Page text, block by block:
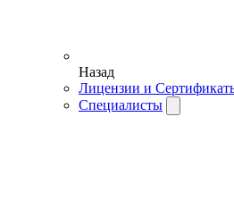
Назад
Лицензии и
Специалисты